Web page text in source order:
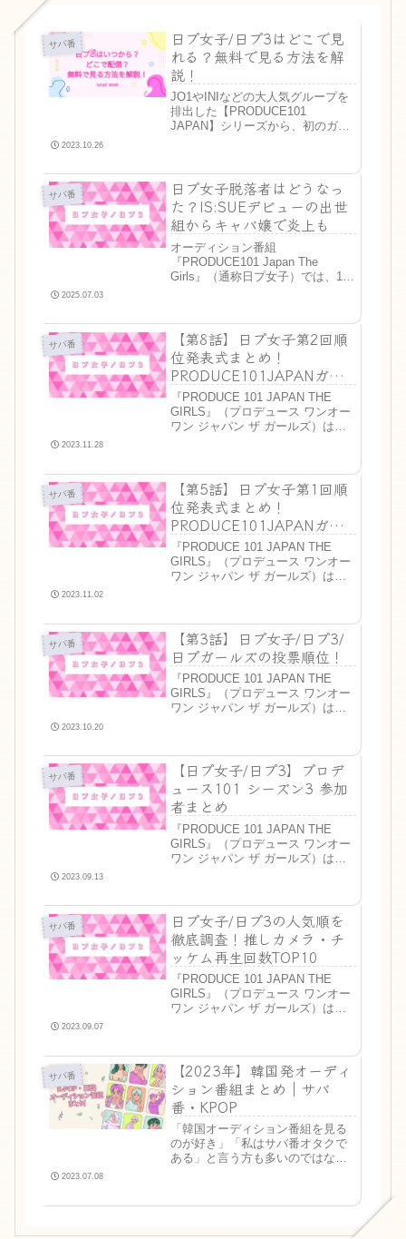
サバ番
日プ女子/日プ3はどこで見
れる？無料で見る方法を解
説！
JO1やINIなどの大人気グループを
排出した【PRODUCE101
JAPAN】シリーズから、初のガー
SEASON3」から『PRODUCE 101
JA...
2023.10.26
サバ番
日プ女子脱落者はどうなっ
た？IS:SUEデビューの出世
組からキャバ嬢で炎上も
オーディション番組
『PRODUCE101 Japan The
Girls』（通称日プ女子）では、11
決まったりメディアに出たりして
います。そこで今...
2025.07.03
サバ番
【第8話】日プ女子第2回順
位発表式まとめ！
PRODUCE101JAPANガー
ルズ
『PRODUCE 101 JAPAN THE
GIRLS』（プロデュース ワンオー
ワン ジャパン ザ ガールズ）は、
送の日プ女子/日プ3第8...
2023.11.28
サバ番
【第5話】日プ女子第1回順
位発表式まとめ！
PRODUCE101JAPANガー
ルズ
『PRODUCE 101 JAPAN THE
GIRLS』（プロデュース ワンオー
ワン ジャパン ザ ガールズ）は、
の日プ女子/日プ3第5話...
2023.11.02
サバ番
【第3話】日プ女子/日プ3/
日プガールズの投票順位！
『PRODUCE 101 JAPAN THE
GIRLS』（プロデュース ワンオー
ワン ジャパン ザ ガールズ）は、
練習生ランキング今回のテーマ...
2023.10.20
サバ番
【日プ女子/日プ3】プロデ
ュース101 シーズン3 参加
者まとめ
『PRODUCE 101 JAPAN THE
GIRLS』（プロデュース ワンオー
ワン ジャパン ザ ガールズ）は、
HIGH 君の夢は、時を...
2023.09.13
サバ番
日プ女子/日プ3の人気順を
徹底調査！推しカメラ・チ
ッケム再生回数TOP10
『PRODUCE 101 JAPAN THE
GIRLS』（プロデュース ワンオー
ワン ジャパン ザ ガールズ）は、
せている日プ女子/日プ3です...
2023.09.07
サバ番
【2023年】韓国発オーディ
ション番組まとめ｜サバ
番・KPOP
「韓国オーディション番組を見る
のが好き」「私はサバ番オタクで
ある」と言う方も多いのではない
2023.07.08